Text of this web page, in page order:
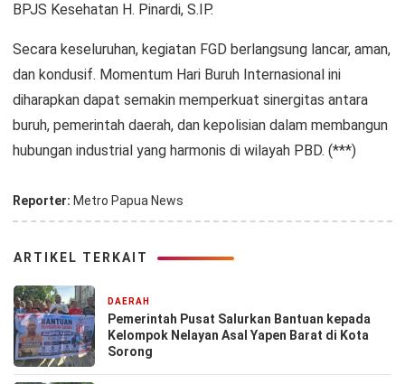
BPJS Kesehatan H. Pinardi, S.IP.
Secara keseluruhan, kegiatan FGD berlangsung lancar, aman,
dan kondusif. Momentum Hari Buruh Internasional ini
diharapkan dapat semakin memperkuat sinergitas antara
buruh, pemerintah daerah, dan kepolisian dalam membangun
hubungan industrial yang harmonis di wilayah PBD. (***)
Reporter: Metro Papua News
ARTIKEL TERKAIT
DAERAH
Pemerintah Pusat Salurkan Bantuan kepada
Kelompok Nelayan Asal Yapen Barat di Kota
Sorong